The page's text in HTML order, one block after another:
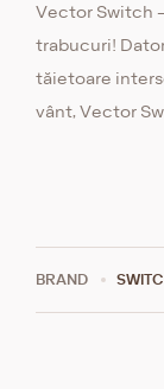
Vector Switch
trabucuri!
tăietoare
vânt, Vector
BRAND